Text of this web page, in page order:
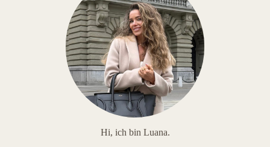
Hi, ich bin Luana.